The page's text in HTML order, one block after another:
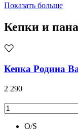
Показать больше
Кепки и
Кепка Родина
2 290
O/S